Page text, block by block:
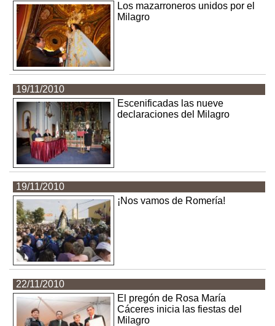
Los mazarroneros unidos por el
Milagro
19/11/2010
Escenificadas las nueve
declaraciones del Milagro
19/11/2010
¡Nos vamos de Romería!
22/11/2010
El pregón de Rosa María
Cáceres inicia las fiestas del
Milagro